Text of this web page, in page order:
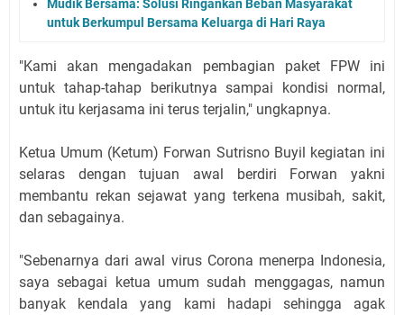
Mudik Bersama: Solusi Ringankan Beban Masyarakat
untuk Berkumpul Bersama Keluarga di Hari Raya
"Kami akan mengadakan pembagian paket FPW ini
untuk tahap-tahap berikutnya sampai kondisi normal,
untuk itu kerjasama ini terus terjalin," ungkapnya.
Ketua Umum (Ketum) Forwan Sutrisno Buyil kegiatan ini
selaras dengan tujuan awal berdiri Forwan yakni
membantu rekan sejawat yang terkena musibah, sakit,
dan sebagainya.
"Sebenarnya dari awal virus Corona menerpa Indonesia,
saya sebagai ketua umum sudah menggagas, namun
banyak kendala yang kami hadapi sehingga agak